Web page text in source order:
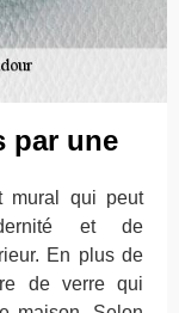
par une
mural qui peut
et de
En plus de
de verre qui